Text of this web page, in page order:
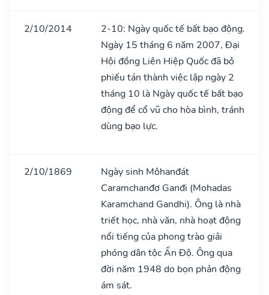
2/10/2014
2-10: Ngày quốc tế bất bạo động.
Ngày 15 tháng 6 năm 2007, Đại
Hội đồng Liên Hiệp Quốc đã bỏ
phiếu tán thành việc lập ngày 2
tháng 10 là Ngày quốc tế bất bạo
động để cổ vũ cho hòa bình, tránh
dùng bạo lực.
2/10/1869
Ngày sinh Môhanđát
Caramchanđơ Ganđi (Mohadas
Karamchand Gandhi). Ông là nhà
triết học, nhà văn, nhà hoạt động
nổi tiếng của phong trào giải
phóng dân tộc Ấn Độ. Ông qua
đời năm 1948 do bọn phản động
ám sát.